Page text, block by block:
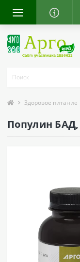
Здоровое питание
Популин БАД,